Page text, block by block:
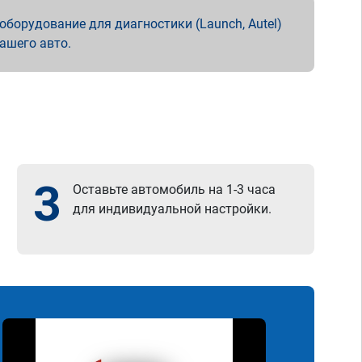
для диагностики (Launch, Autel)
авто.
3
Оставьте автомобиль на 1-3 часа
для индивидуальной настройки.